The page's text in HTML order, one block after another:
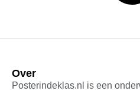
Over
Posterindeklas.nl is een